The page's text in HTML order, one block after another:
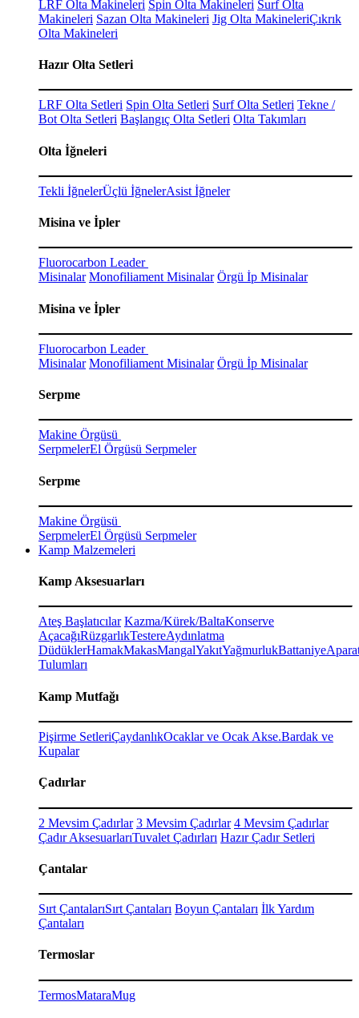
LRF Olta Makineleri Spin Olta Makineleri Surf Olta
Makineleri Sazan Olta Makineleri Jig Olta MakineleriÇıkrık
Olta Makineleri
Hazır Olta Setleri
LRF Olta Setleri Spin Olta Setleri Surf Olta Setleri Tekne /
Bot Olta Setleri Başlangıç Olta Setleri Olta Takımları
Olta İğneleri
Tekli İğnelerÜçlü İğnelerAsist İğneler
Misina ve İpler
Fluorocarbon Leader
Misinalar Monofiliament Misinalar Örgü İp Misinalar
Misina ve İpler
Fluorocarbon Leader
Misinalar Monofiliament Misinalar Örgü İp Misinalar
Serpme
Makine Örgüsü
SerpmelerEl Örgüsü Serpmeler
Serpme
Makine Örgüsü
SerpmelerEl Örgüsü Serpmeler
Kamp Malzemeleri
Kamp Aksesuarları
Ateş Başlatıcılar Kazma/Kürek/BaltaKonserve
AçacağıRüzgarlıkTestereAydınlatma
DüdüklerHamakMakasMangalYakıtYağmurlukBattaniye
Tulumları
Kamp Mutfağı
Pişirme SetleriÇaydanlıkOcaklar ve Ocak Akse.Bardak ve
Kupalar
Çadırlar
2 Mevsim Çadırlar 3 Mevsim Çadırlar 4 Mevsim Çadırlar
Çadır AksesuarlarıTuvalet Çadırları Hazır Çadır Setleri
Çantalar
Sırt ÇantalarıSırt Çantaları Boyun Çantaları İlk Yardım
Çantaları
Termoslar
TermosMataraMug